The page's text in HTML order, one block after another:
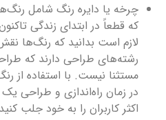
چرخه یا دایره رنگ شامل
که قطعاً در ابتدای زندگی
لازم است بدانید که رنگ‌ها
رشته‌های طراحی دارند که
مستثنا نیست. با استفاده از
در زمان راه‌اندازی و طراحی
اکثر کاربران را به خود جلب